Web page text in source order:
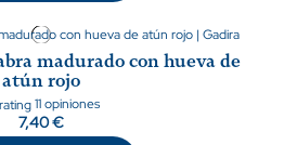
madurado con hueva de
atún rojo
11 opiniones
7,40 €